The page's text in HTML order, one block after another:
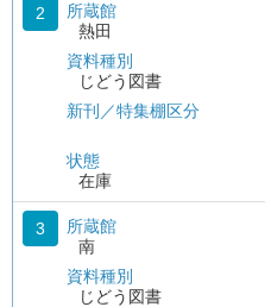
2
所蔵館
熱田
資料種別
じどう図書
新刊／特集棚区分
状態
在庫
3
所蔵館
南
資料種別
じどう図書